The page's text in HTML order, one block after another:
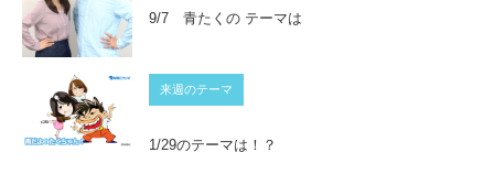
9/7 青たくの テーマは
来週のテーマ
1/29のテーマは！？